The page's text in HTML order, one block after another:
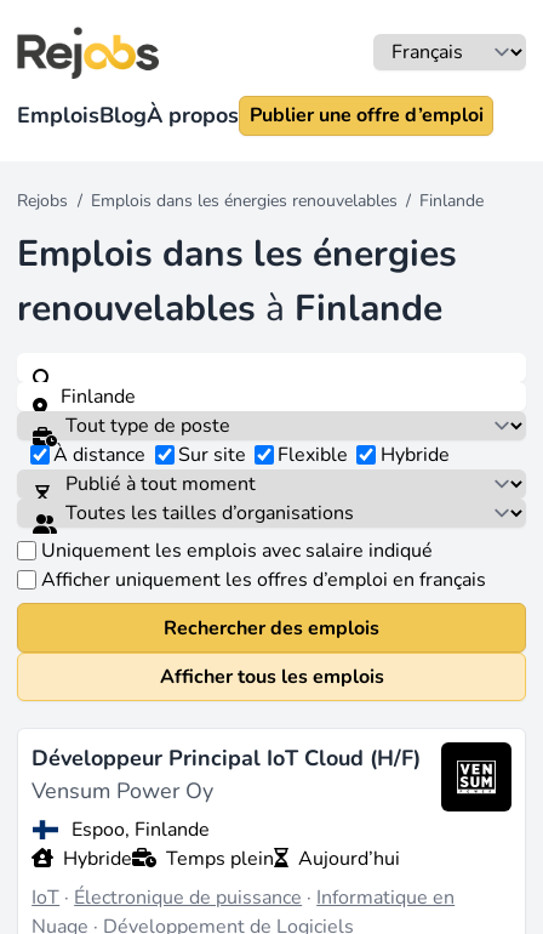
EmploisBlogÀ propos Publier une offre d’emploi
Rejobs / Emplois dans les énergies renouvelables / Finlande
Emplois dans les énergies
renouvelables à Finlande
À distance Sur site Flexible Hybride
Uniquement les emplois avec salaire indiqué
Afficher uniquement les offres d’emploi en français
Rechercher des emplois
Afficher tous les emplois
Développeur Principal IoT Cloud (H/F)
Vensum Power Oy
Espoo, Finlande
Hybride
Temps plein
Aujourd’hui
IoT · Électronique de puissance · Informatique en
Nuage · Développement de Logiciels